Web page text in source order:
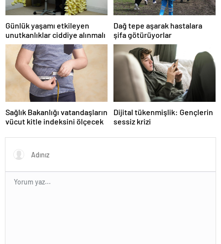
Günlük yaşamı etkileyen
unutkanlıklar ciddiye alınmalı
Dağ tepe aşarak hastalara
şifa götürüyorlar
Sağlık Bakanlığı vatandaşların
vücut kitle indeksini ölçecek
Dijital tükenmişlik: Gençlerin
sessiz krizi